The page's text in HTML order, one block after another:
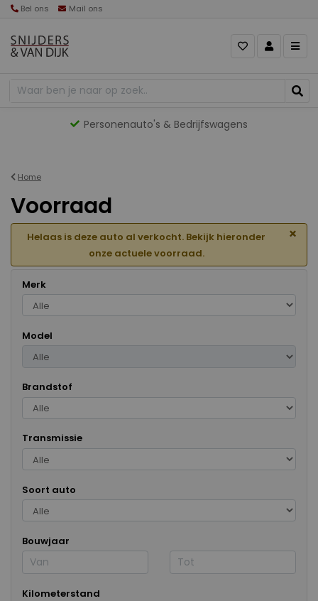
Bel ons Mail ons
Personenauto's & Bedrijfswagens
Home
Voorraad
Helaas is deze auto al verkocht. Bekijk hieronder
onze actuele voorraad.
×
Merk
Model
Brandstof
Transmissie
Soort auto
Bouwjaar
Kilometerstand